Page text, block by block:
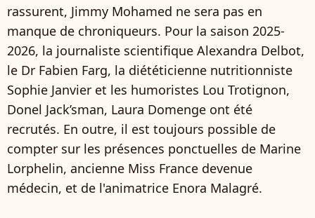
rassurent, Jimmy Mohamed ne sera pas en
manque de chroniqueurs. Pour la saison 2025-
2026, la journaliste scientifique Alexandra Delbot,
le Dr Fabien Farg, la diététicienne nutritionniste
Sophie Janvier et les humoristes Lou Trotignon,
Donel Jack’sman, Laura Domenge ont été
recrutés. En outre, il est toujours possible de
compter sur les présences ponctuelles de Marine
Lorphelin, ancienne Miss France devenue
médecin, et de l'animatrice Enora Malagré.